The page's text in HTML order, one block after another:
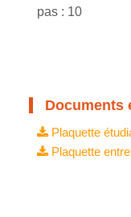
pas : 10
Documents
Plaquette
Plaquette